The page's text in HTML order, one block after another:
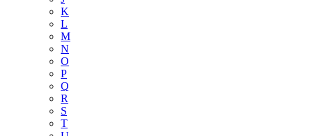
K
L
M
N
O
P
Q
R
S
T